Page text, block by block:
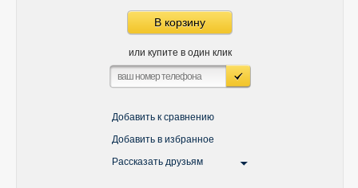
В корзину
или купите в один клик
Добавить к сравнению
Добавить в избранное
Рассказать друзьям